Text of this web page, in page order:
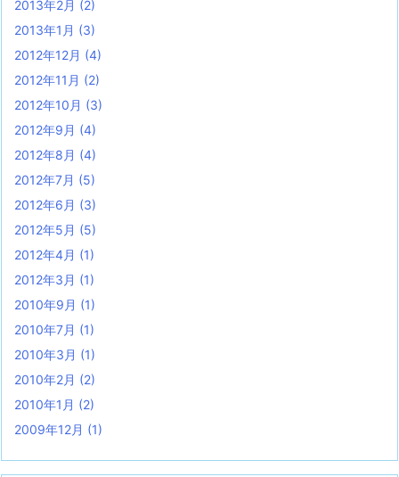
2013年2月 (2)
2013年1月 (3)
2012年12月 (4)
2012年11月 (2)
2012年10月 (3)
2012年9月 (4)
2012年8月 (4)
2012年7月 (5)
2012年6月 (3)
2012年5月 (5)
2012年4月 (1)
2012年3月 (1)
2010年9月 (1)
2010年7月 (1)
2010年3月 (1)
2010年2月 (2)
2010年1月 (2)
2009年12月 (1)